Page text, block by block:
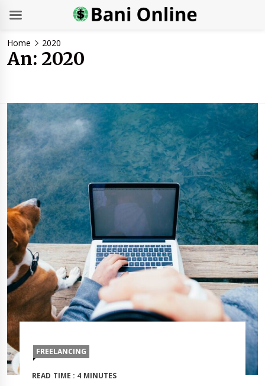
content
Home 2020
An: 2020
FREELANCING
READ TIME : 4 MINUTES